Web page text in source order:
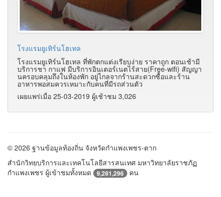
โรงแรมยูเทิร์นโฮเทล
โรงแรมยูเทิร์นโฮเทล ที่พักตกแต่งเรียบง่าย ราคาถูก ตอนเช้ามี
บริการชา กาแฟ มีบริการอินเตอร์เนตไร้สาย(Free-wifi) สัญญา
นครอบคลุมถึงในห้องพัก อยู่ไกลจากร้านสะดวกซื้อและร้าน
อาหารพอสมควรเหมาะกับคนที่มีรถส่วนตัว
เผยแพร่เมื่อ 25-03-2019 ผู้เช้าชม 3,026
© 2026 ฐานข้อมูลท้องถิ่น จังหวัดกำแพงเพชร-ตาก
สำนักวิทยบริการและเทคโนโลยีสารสนเทศ มหาวิทยาลัยราชภัฏ
กำแพงเพชร ผู้เข้าชมทั้งหมด
9,281,296 คน